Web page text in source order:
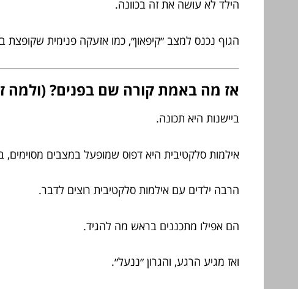
הילד לא עושה את זה בכוונה.
הגוף נכנס למצב ״קיפאון״, כמו אזעקה פנימית שקופצת
אז מה באמת קורה שם בפנים? (ולמה
ביישנות היא תכונה.
אילמות סלקטיבית היא דפוס שמופעל במצבים
הרבה ילדים עם אילמות סלקטיבית רוצים לדבר.
הם אפילו מתכננים בראש מה להגיד.
ואז מגיע הרגע, והגרון ״ננעל״.